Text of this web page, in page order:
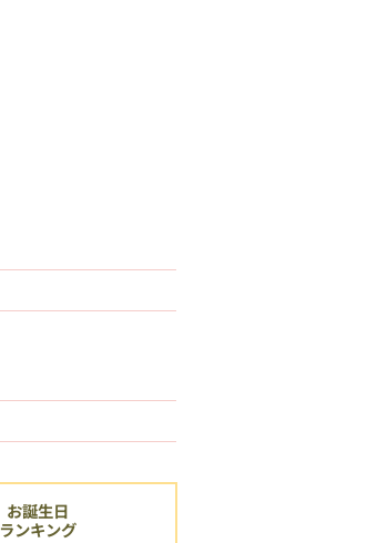
お誕生日
ランキング